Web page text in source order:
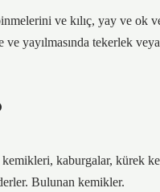
ve kılıç, yay ve ok
yayılmasında tekerlek
kaburgalar, kürek
Bulunan kemikler.